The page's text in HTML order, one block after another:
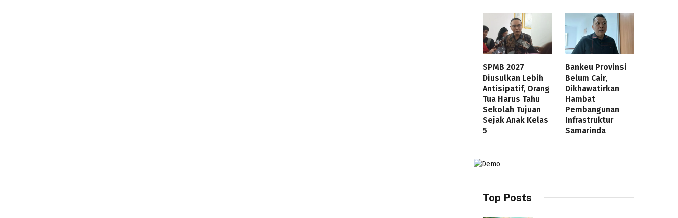
SPMB 2027
Diusulkan Lebih
Antisipatif, Orang
Tua Harus Tahu
Sekolah Tujuan
Sejak Anak Kelas
5
Bankeu Provinsi
Belum Cair,
Dikhawatirkan
Hambat
Pembangunan
Infrastruktur
Samarinda
Top Posts